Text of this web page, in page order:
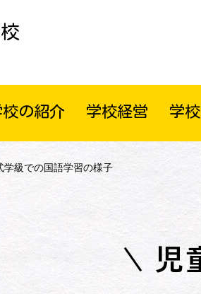
校の紹介 学校経営 学
学級での国語学習の様子
児